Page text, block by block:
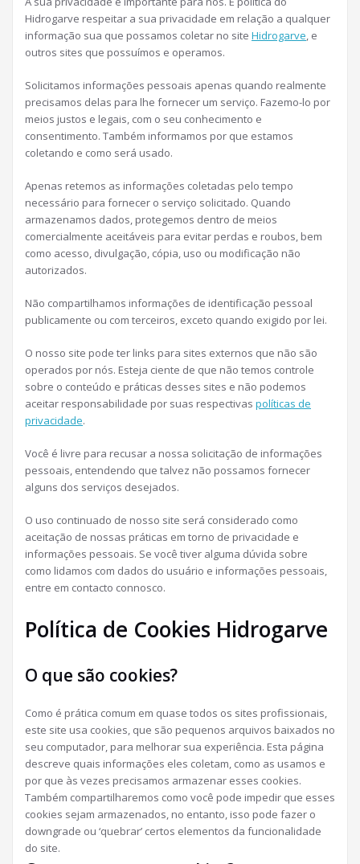
Hidrogarve respeitar a sua privacidade em relação a qualquer
informação sua que possamos coletar no site Hidrogarve, e
outros sites que possuímos e operamos.
Solicitamos informações pessoais apenas quando realmente
precisamos delas para lhe fornecer um serviço. Fazemo-lo por
meios justos e legais, com o seu conhecimento e
consentimento. Também informamos por que estamos
coletando e como será usado.
Apenas retemos as informações coletadas pelo tempo
necessário para fornecer o serviço solicitado. Quando
armazenamos dados, protegemos dentro de meios
comercialmente aceitáveis ​​para evitar perdas e roubos, bem
como acesso, divulgação, cópia, uso ou modificação não
autorizados.
Não compartilhamos informações de identificação pessoal
publicamente ou com terceiros, exceto quando exigido por lei.
O nosso site pode ter links para sites externos que não são
operados por nós. Esteja ciente de que não temos controle
sobre o conteúdo e práticas desses sites e não podemos
aceitar responsabilidade por suas respectivas políticas de
privacidade.
Você é livre para recusar a nossa solicitação de informações
pessoais, entendendo que talvez não possamos fornecer
alguns dos serviços desejados.
O uso continuado de nosso site será considerado como
aceitação de nossas práticas em torno de privacidade e
informações pessoais. Se você tiver alguma dúvida sobre
como lidamos com dados do usuário e informações pessoais,
entre em contacto connosco.
Política de Cookies Hidrogarve
O que são cookies?
Como é prática comum em quase todos os sites profissionais,
este site usa cookies, que são pequenos arquivos baixados no
seu computador, para melhorar sua experiência. Esta página
descreve quais informações eles coletam, como as usamos e
por que às vezes precisamos armazenar esses cookies.
Também compartilharemos como você pode impedir que esses
cookies sejam armazenados, no entanto, isso pode fazer o
downgrade ou ‘quebrar’ certos elementos da funcionalidade
do site.